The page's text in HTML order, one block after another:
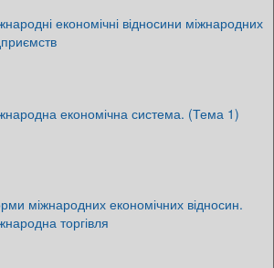
економічні відносини міжнародних
економічна система. (Тема 1)
міжнародних економічних відносин.
торгівля